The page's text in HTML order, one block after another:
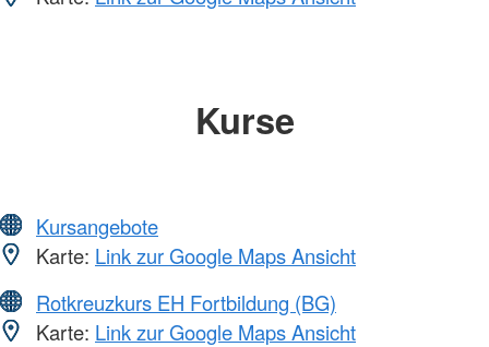
Kurse
Kursangebote
Karte: Link zur Google Maps Ansicht
Rotkreuzkurs EH Fortbildung (BG)
Karte: Link zur Google Maps Ansicht